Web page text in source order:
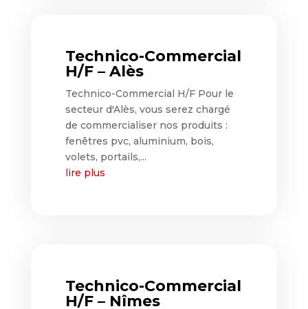
Technico-Commercial
H/F – Alès
Technico-Commercial H/F Pour le
secteur d'Alès, vous serez chargé
de commercialiser nos produits :
fenêtres pvc, aluminium, bois,
volets, portails,...
lire plus
Technico-Commercial
H/F – Nîmes